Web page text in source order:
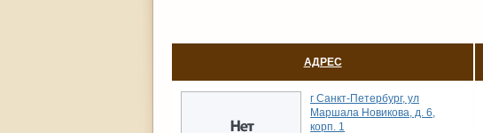
АДРЕС
г Санкт-Петербург, ул
Маршала Новикова, д. 6,
корп. 1